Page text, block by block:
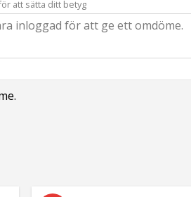
att sätta ditt betyg